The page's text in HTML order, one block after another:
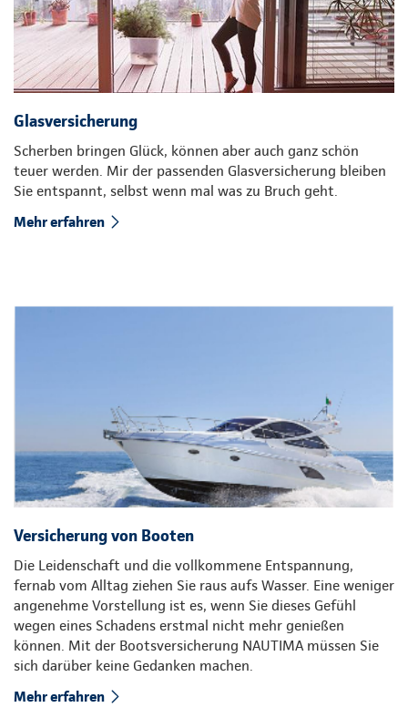
Glasversicherung
Scherben bringen Glück, können aber auch ganz schön
teuer werden. Mir der passenden Glasversicherung bleiben
Sie entspannt, selbst wenn mal was zu Bruch geht.
Mehr erfahren
Versicherung von Booten
Die Leidenschaft und die vollkommene Entspannung,
fernab vom Alltag ziehen Sie raus aufs Wasser. Eine weniger
angenehme Vorstellung ist es, wenn Sie dieses Gefühl
wegen eines Schadens erstmal nicht mehr genießen
können. Mit der Bootsversicherung NAUTIMA müssen Sie
sich darüber keine Gedanken machen.
Mehr erfahren